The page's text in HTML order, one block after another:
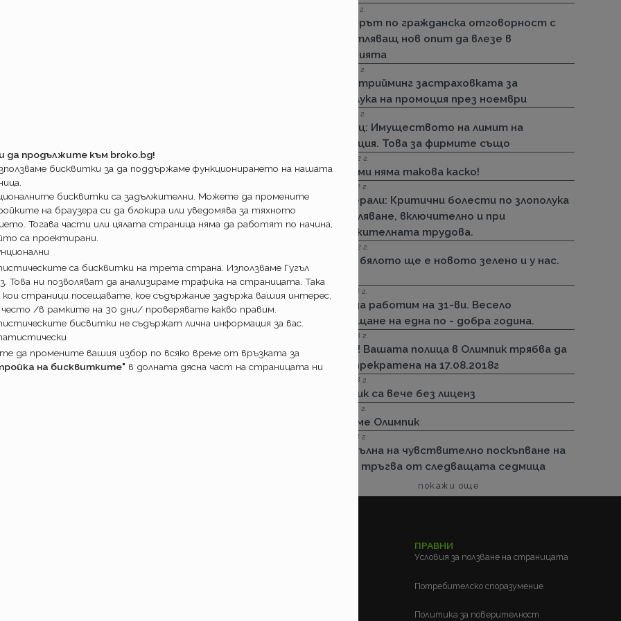
електронни полици ще бъдат
все пак ви предложат сключването на
и каското при тях са валидни и
Предлагащият не знае какво прави
застраховки ще продължават
както до сега
промяна няма. Имате същите
на стикери, зелени карти,
както е.
отговорност останаха 14
да са по- бързи с решението си за
с разнообразието на ниво 14. Както
на Дженерали и Виктория сме на
15.11.2022 г.
Стикерът по гражданска отговорност с
впечатляващ нов опит да влезе в
историята
01.11.2022 г.
ДЗИ: Стрийминг застраховката за
злополука на промоция през ноември
01.11.2022 г.
Армеец: Имуществото на лимит на
промоция. Това за фирмите също
23.09.2022 г.
ДЗИ: Ами няма такова каско!
21.09.2022 г.
Дженерали: Критични болести по злополука
и заболяване, включително и при
задължителната трудова.
25.08.2022 г.
Черно бялото ще е новото зелено и у нас.
29.12.2018 г.
Няма да работим на 31-ви. Весело
посрещане на една по - добра година.
13.08.2018 г.
Важно! Вашата полица в Олимпик трябва да
бъде прекратена на 17.08.2018г
26.07.2018 г.
Олимпик са вече без лиценз
11.05.2018 г.
Спираме Олимпик
25.01.2018 г.
Нова вълна на чувствително поскъпване на
ГО-то тръгва от следващата седмица
покажи още
ПРАВНИ
Условия за ползване на страницата
Потребителско споразумение
Политика за поверителност
да продължите към broko.bg!
бисквитки за да поддържаме функционирането на нашата
бисквитки са задължителни. Можете да промените
на браузера си да блокира или уведомява за тяхното
Тогава части или цялата страница няма да работят по начина,
са проектирани.
са бисквитки на трета страна. Използваме Гугъл
Това ни позволяват да анализираме трафика на страницата. Така
кои страници посещавате, кое съдържание задържа вашия интерес,
често /в рамките на 30 дни/ проверявате какво правим.
бисвитки не съдържат лична информация за вас.
да промените вашия избор по всяко време от връзката за
на бисквитките" в долната дясна част на страницата ни